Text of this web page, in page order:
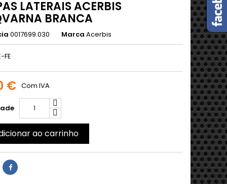
LATERAIS ACERBIS
BRANCA
0017699.030 Marca Acerbis
FE
€ Com IVA
ao carrinho